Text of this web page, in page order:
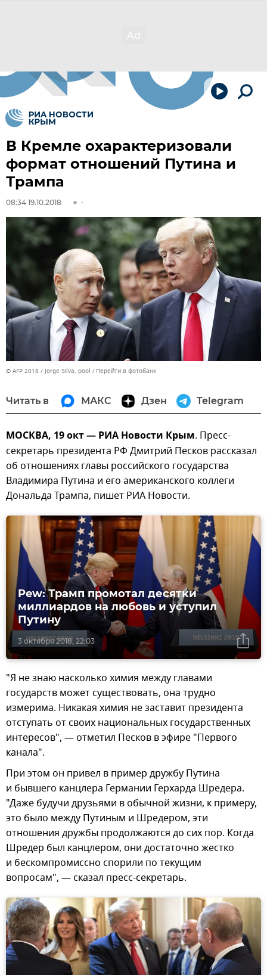
В Кремле охарактеризовали
формат отношений Путина и
Трампа
08:34 19.10.2018
© AFP 2018 / Jorge Silva, pool Перейти в фотобанк
Читать в МАКС Дзен Telegram
МОСКВА, 19 окт — РИА Новости Крым. Пресс-
секретарь президента РФ Дмитрий Песков рассказал
об отношениях главы российского государства
Владимира Путина и его американского коллеги
Дональда Трампа, пишет РИА Новости.
3 октября 2018, 22:03
Pew: Трамп промотал десятки
миллиардов на любовь и уступил
Путину
"Я не знаю насколько химия между главами
государств может существовать, она трудно
измерима. Никакая химия не заставит президента
отступать от своих национальных государственных
интересов", — отметил Песков в эфире "Первого
канала".
При этом он привел в пример дружбу Путина
и бывшего канцлера Германии Герхарда Шредера.
"Даже будучи друзьями в обычной жизни, к примеру,
это было между Путиным и Шредером, эти
отношения дружбы продолжаются до сих пор. Когда
Шредер был канцлером, они достаточно жестко
и бескомпромиссно спорили по текущим
вопросам", — сказал пресс-секретарь.